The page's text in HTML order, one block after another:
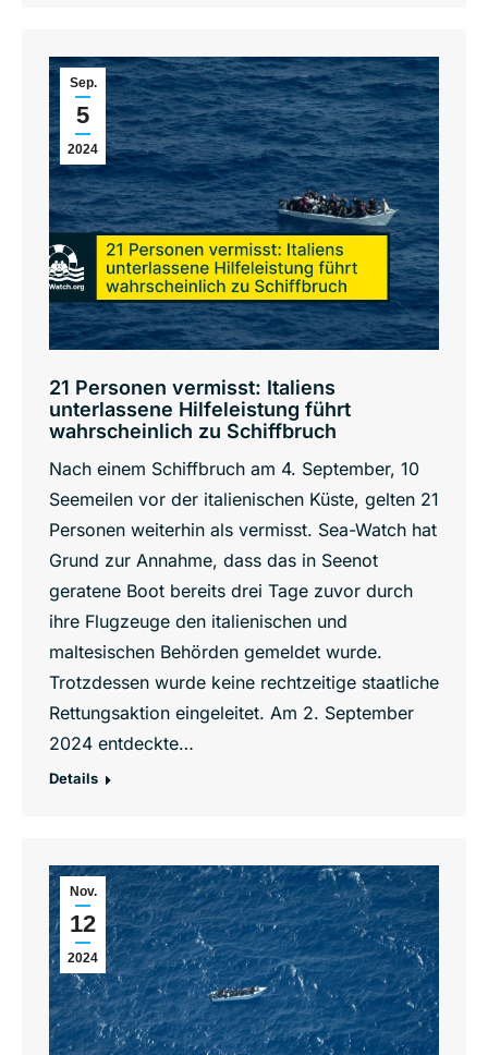
Sep.
5
2024
21 Personen vermisst: Italiens
unterlassene Hilfeleistung führt
wahrscheinlich zu Schiffbruch
Nach einem Schiffbruch am 4. September, 10
Seemeilen vor der italienischen Küste, gelten 21
Personen weiterhin als vermisst. Sea-Watch hat
Grund zur Annahme, dass das in Seenot
geratene Boot bereits drei Tage zuvor durch
ihre Flugzeuge den italienischen und
maltesischen Behörden gemeldet wurde.
Trotzdessen wurde keine rechtzeitige staatliche
Rettungsaktion eingeleitet. Am 2. September
2024 entdeckte…
Details
Nov.
12
2024